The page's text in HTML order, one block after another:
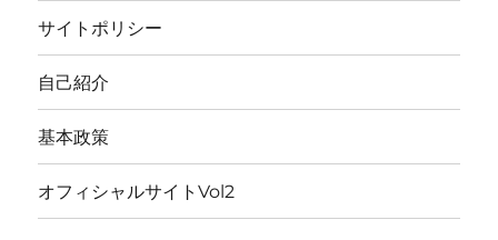
サイトポリシー
自己紹介
基本政策
オフィシャルサイトVol2